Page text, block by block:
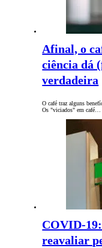
Afinal, o
ciência dá
verdadeira
O café traz alguns
Os "viciados" em café…
COVID-19:
reavaliar